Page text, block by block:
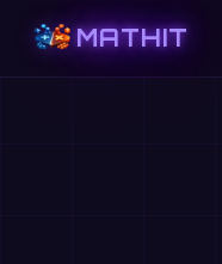
MATHIT